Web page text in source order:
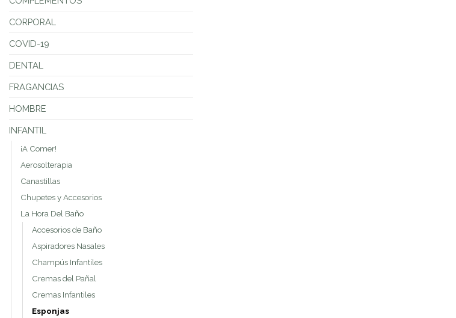
CORPORAL
COVID-19
DENTAL
FRAGANCIAS
HOMBRE
INFANTIL
¡A Comer!
Aerosolterapia
Canastillas
Chupetes y Accesorios
La Hora Del Baño
Accesorios de Baño
Aspiradores Nasales
Champús Infantiles
Cremas del Pañal
Cremas Infantiles
Esponjas